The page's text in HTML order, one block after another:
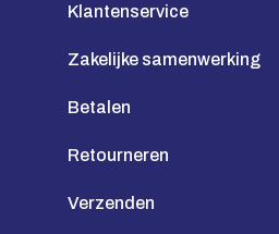
Klantenservice
Zakelijke samenwerking
Betalen
Retourneren
Verzenden